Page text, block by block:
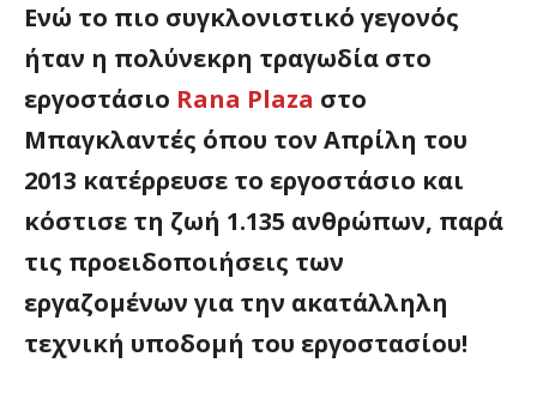
Ενώ το πιο συγκλονιστικό γεγονός
ήταν η πολύνεκρη τραγωδία στο
εργοστάσιο Rana Plaza στο
Μπαγκλαντές όπου τον Απρίλη του
2013 κατέρρευσε το εργοστάσιο και
κόστισε τη ζωή 1.135 ανθρώπων, παρά
τις προειδοποιήσεις των
εργαζομένων για την ακατάλληλη
τεχνική υποδομή του εργοστασίου!